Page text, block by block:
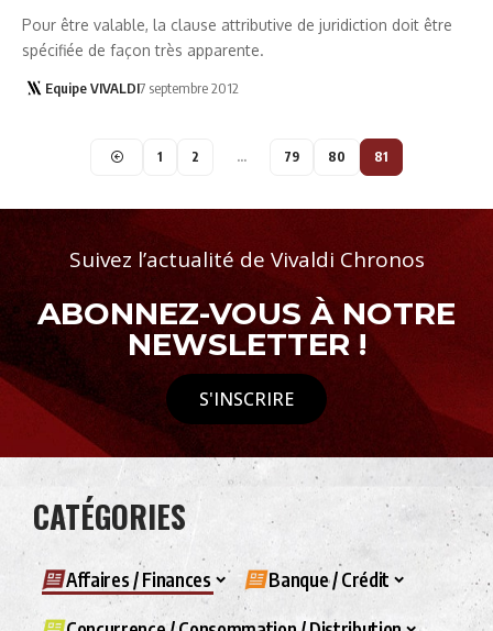
Pour être valable, la clause attributive de juridiction doit être
spécifiée de façon très apparente.
Equipe VIVALDI7 septembre 2012
1 2 … 79 80 81
Suivez l’actualité de Vivaldi Chronos
ABONNEZ-VOUS À NOTRE
NEWSLETTER !
S'INSCRIRE
CATÉGORIES
Affaires / Finances Banque / Crédit